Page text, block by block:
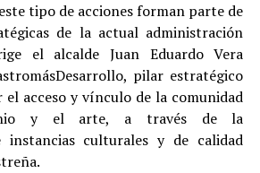
tipo de acciones forman parte de
de la actual administración
el alcalde Juan Eduardo Vera
pilar estratégico
el acceso y vínculo de la comunidad
y el arte, a través de la
instancias culturales y de calidad